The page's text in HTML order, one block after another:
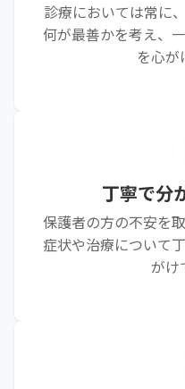
診療においては常に
何が最善かを考え、
を心が
丁寧で分
保護者の方の不安を
症状や治療について
がけ